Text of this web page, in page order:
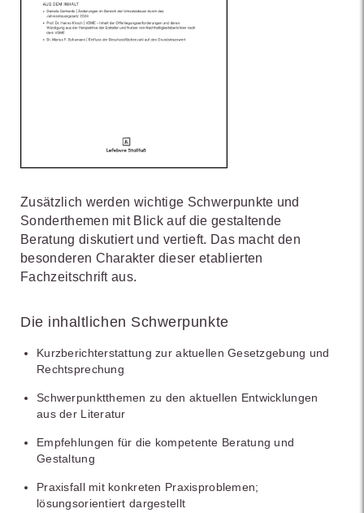
Zusätzlich werden wichtige Schwerpunkte und
Sonderthemen mit Blick auf die gestaltende
Beratung diskutiert und vertieft. Das macht den
besonderen Charakter dieser etablierten
Fachzeitschrift aus.
Die inhaltlichen Schwerpunkte
Kurzberichterstattung zur aktuellen Gesetzgebung und
Rechtsprechung
Schwerpunktthemen zu den aktuellen Entwicklungen
aus der Literatur
Empfehlungen für die kompetente Beratung und
Gestaltung
Praxisfall mit konkreten Praxisproblemen;
lösungsorientiert dargestellt